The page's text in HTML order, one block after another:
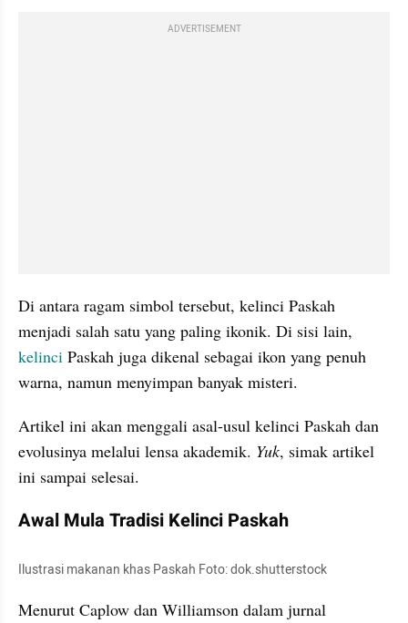
ADVERTISEMENT
Di antara ragam simbol tersebut, kelinci Paskah
kelinci Paskah juga dikenal sebagai ikon yang penuh
warna, namun menyimpan banyak misteri.
Artikel ini akan menggali asal-usul kelinci Paskah dan
evolusinya melalui lensa akademik. Yuk, simak artikel
ini sampai selesai.
Awal Mula Tradisi Kelinci Paskah
Ilustrasi makanan khas Paskah Foto: dok.shutterstock